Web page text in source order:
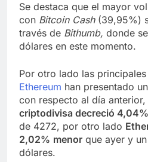
Se destaca que el mayor
con Bitcoin Cash(39,95%)
través de Bithumb, donde
dólares en este momento.
Por otro lado las
Ethereum han presentado
con respecto al día anterior,
criptodivisa decreció 4,04%
de 4272, por otro lado
2,02% menor que ayer y
dólares.